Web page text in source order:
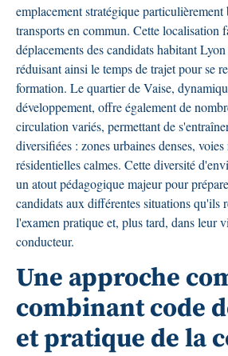
emplacement stratégique particulièrement
transports en commun. Cette localisation
déplacements des candidats habitant
réduisant ainsi le temps de trajet pour se
formation. Le quartier de Vaise,
développement, offre également de
circulation variés, permettant de
diversifiées : zones urbaines denses,
résidentielles calmes. Cette diversité
un atout pédagogique majeur pour
candidats aux différentes situations qu'ils
l'examen pratique et, plus tard, dans leur
conducteur.
Une approche
combinant code
et pratique de la